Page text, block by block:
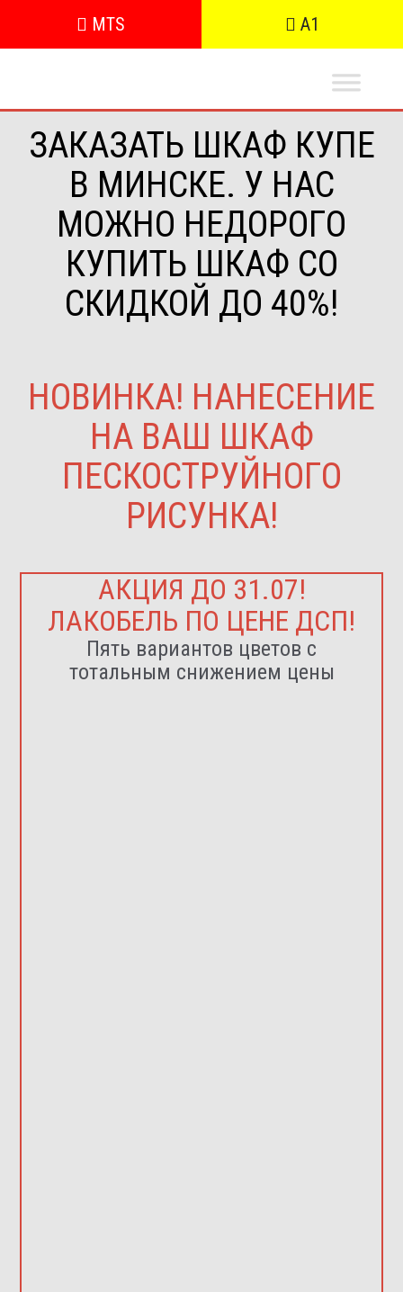
MTS A1
ЗАКАЗАТЬ ШКАФ КУПЕ
В МИНСКЕ. У НАС
МОЖНО НЕДОРОГО
КУПИТЬ ШКАФ СО
СКИДКОЙ ДО 40%!
НОВИНКА! НАНЕСЕНИЕ
НА ВАШ ШКАФ
ПЕСКОСТРУЙНОГО
РИСУНКА!
АКЦИЯ ДО 31.07!
ЛАКОБЕЛЬ ПО ЦЕНЕ ДСП!
Пять вариантов цветов с
тотальным снижением цены